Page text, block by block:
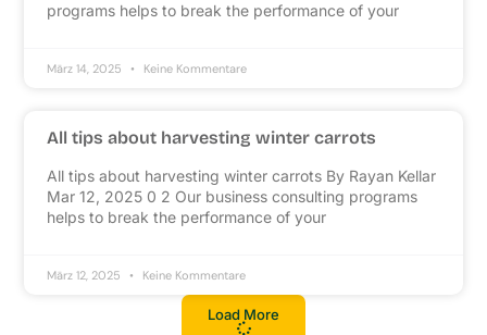
programs helps to break the performance of your
März 14, 2025 Keine Kommentare
All tips about harvesting winter carrots
All tips about harvesting winter carrots By Rayan Kellar
Mar 12, 2025 0 2 Our business consulting programs
helps to break the performance of your
März 12, 2025 Keine Kommentare
Load More